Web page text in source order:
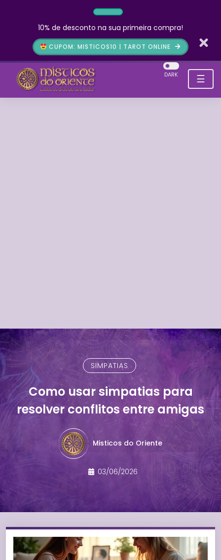
10% de desconto na sua primeira compra!
CUPOM: MISTICOS10 | TAROT ONLINE
☰
DARK
SIMPATIAS
Como usar simpatias para
resolver conflitos entre amigas
Misticos do Oriente
03/06/2026